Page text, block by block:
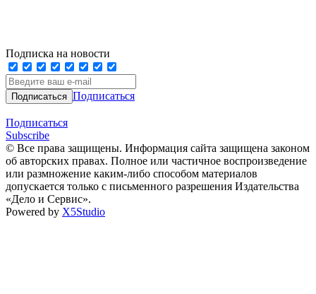
Подписка на новости
Подписаться
Подписаться
Subscribe
© Все права защищены. Информация сайта защищена законом
об авторских правах. Полное или частичное воспроизведение
или размножение каким-либо способом материалов
допускается только с письменного разрешения Издательства
«Дело и Сервис».
Powered by X5Studio